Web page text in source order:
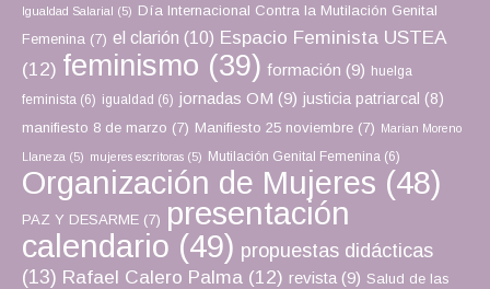
Igualdad Salarial (5) Día Internacional Contra la Mutilación Genital
Femenina (7) el clarión (10) Espacio Feminista USTEA
(12) feminismo (39) formación (9) huelga
feminista (6) igualdad (6) jornadas OM (9) justicia patriarcal (8)
manifiesto 8 de marzo (7) Manifiesto 25 noviembre (7) Marian Moreno
Llaneza (5) mujeres escritoras (5) Mutilación Genital Femenina (6)
Organización de Mujeres (48)
PAZ Y DESARME (7) presentación
calendario (49) propuestas didácticas
(13) Rafael Calero Palma (12) revista (9) Salud de las